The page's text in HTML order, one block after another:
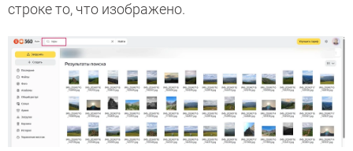
строке то, что изображено.